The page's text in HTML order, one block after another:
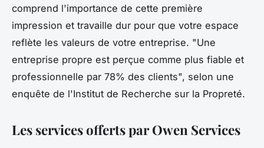
comprend l'importance de cette première
impression et travaille dur pour que votre espace
reflète les valeurs de votre entreprise. "Une
entreprise propre est perçue comme plus fiable et
professionnelle par 78% des clients", selon une
enquête de l'Institut de Recherche sur la Propreté.
Les services offerts par Owen Services